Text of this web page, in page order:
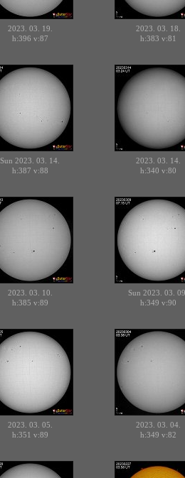
2023. 03. 19.
h:396 v:87
2023. 03. 18.
h:383 v:81
Sun 2023. 03. 14.
h:387 v:88
2023. 03. 14.
h:340 v:80
2023. 03. 10.
h:385 v:89
Sun 2023. 03.
h:349 v:90
2023. 03. 05.
h:351 v:89
2023. 03. 04.
h:349 v:82